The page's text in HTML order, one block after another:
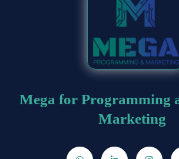
Mega for Programming
Marketing